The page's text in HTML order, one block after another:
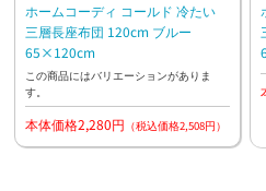
ホームコーディ コールド 冷たい
三層長座布団 120cm ブルー
65×120cm
この商品にはバリエーションがありま
す。
本体価格2,280円 （税込価格2,508円）